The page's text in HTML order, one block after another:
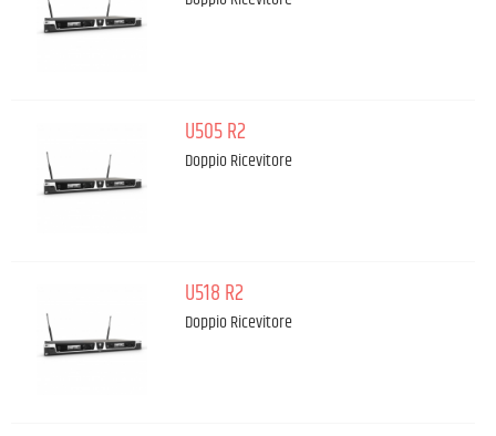
U505 R2
Doppio Ricevitore
U518 R2
Doppio Ricevitore